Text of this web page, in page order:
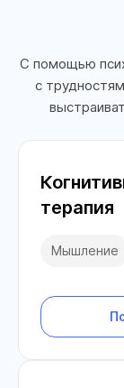
С помощью
с
терапия
Мышление